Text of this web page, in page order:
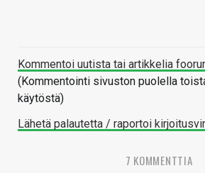
Kommentoi uutista tai artikkelia
(Kommentointi sivuston puolella
käytöstä)
Lähetä palautetta / raportoi
7 KOMMENTTIA